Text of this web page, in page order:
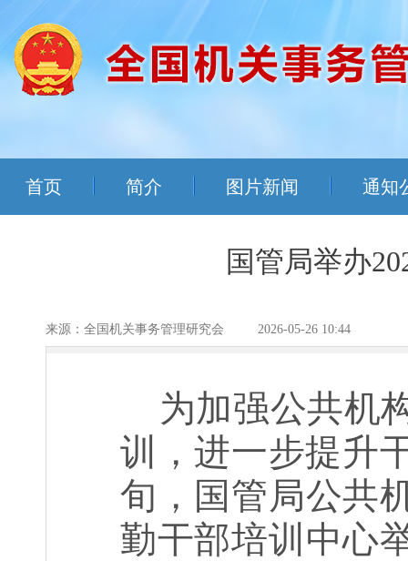
首页 简介 图片新闻 通知
国管局举办
来源：全国机关事务管理研究会 2026-05-26 10:44
为加强公共机
训，进一步提升
旬，国管局公共
勤干部培训中心